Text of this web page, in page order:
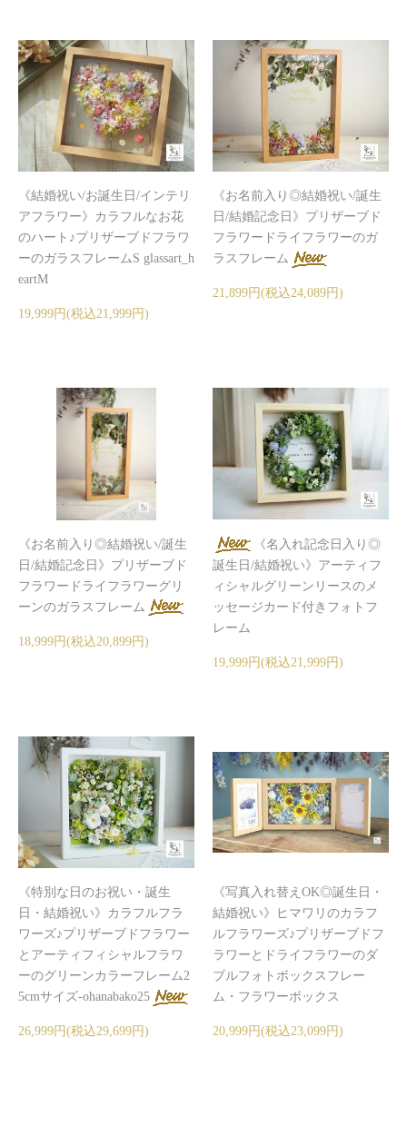
《結婚祝い/お誕生日/インテリ
アフラワー》カラフルなお花
のハート♪プリザーブドフラワ
ーのガラスフレームS glassart_h
eartM
19,999円(税込21,999円)
《お名前入り◎結婚祝い/誕生
日/結婚記念日》プリザーブド
フラワードライフラワーのガ
ラスフレーム
21,899円(税込24,089円)
《お名前入り◎結婚祝い/誕生
日/結婚記念日》プリザーブド
フラワードライフラワーグリ
ーンのガラスフレーム
18,999円(税込20,899円)
《名入れ記念日入り◎
誕生日/結婚祝い》アーティフ
ィシャルグリーンリースのメ
ッセージカード付きフォトフ
レーム
19,999円(税込21,999円)
《特別な日のお祝い・誕生
日・結婚祝い》カラフルフラ
ワーズ♪プリザーブドフラワー
とアーティフィシャルフラワ
ーのグリーンカラーフレーム2
5cmサイズ-ohanabako25
26,999円(税込29,699円)
《写真入れ替えOK◎誕生日・
結婚祝い》ヒマワリのカラフ
ルフラワーズ♪プリザーブドフ
ラワーとドライフラワーのダ
ブルフォトボックスフレー
ム・フラワーボックス
20,999円(税込23,099円)